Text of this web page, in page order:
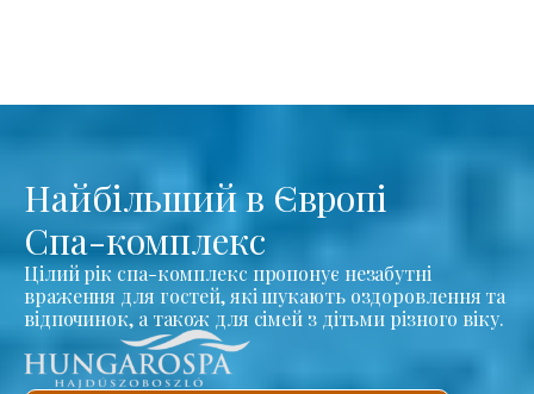
Найбільший в Європі
Спа-комплекс
Цілий рік спа-комплекс пропонує незабутні
враження для гостей, які шукають оздоровлення та
відпочинок, а також для сімей з дітьми різного віку.